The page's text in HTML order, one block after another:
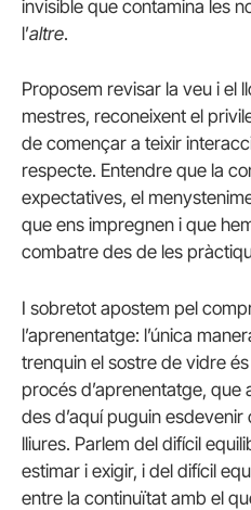
invisible que contamina les
l’altre.
Proposem revisar la veu i el
mestres, reconeixent el
de començar a teixir
respecte. Entendre que la
expectatives, el
que ens impregnen i que
combatre des de les
I sobretot apostem pel
l’aprenentatge: l’única
trenquin el sostre de vidre
procés d’aprenentatge, que
des d’aquí puguin
lliures. Parlem del difícil
estimar i exigir, i del difícil
entre la continuïtat amb el